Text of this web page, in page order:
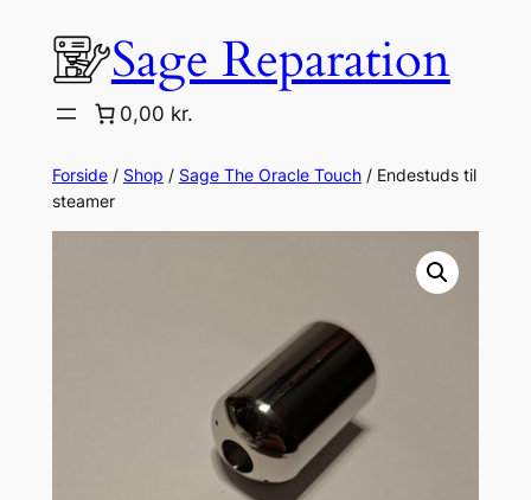
indhold
Sage Reparation
0,00 kr.
Forside/ Shop / Sage The Oracle Touch/ Endestuds til
steamer